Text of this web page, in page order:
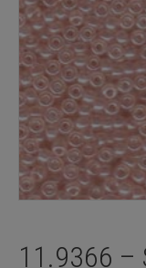
11.9366 –